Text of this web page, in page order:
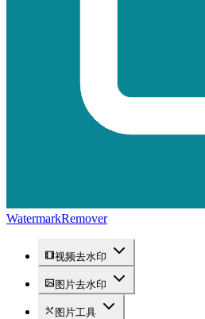
WatermarkRemover
视频去水印
图片去水印
图片工具